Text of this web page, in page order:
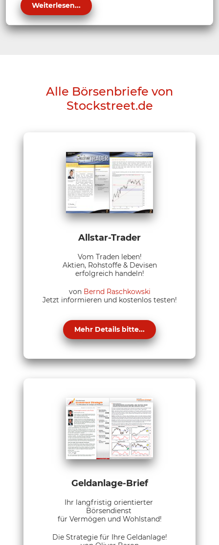
Weiterlesen...
Alle Börsenbriefe von
Stockstreet.de
Allstar-Trader
Vom Traden leben!
Aktien, Rohstoffe & Devisen
erfolgreich handeln!
von Bernd Raschkowski
Jetzt informieren und kostenlos testen!
Mehr Details bitte...
Geldanlage-Brief
Ihr langfristig orientierter
Börsendienst
für Vermögen und Wohlstand!
Die Strategie für Ihre Geldanlage!